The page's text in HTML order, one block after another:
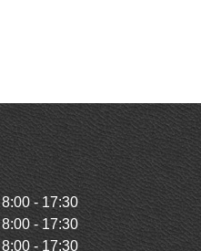
8:00 - 17:30
8:00 - 17:30
8:00 - 17:30